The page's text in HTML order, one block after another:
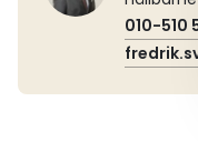
010-510